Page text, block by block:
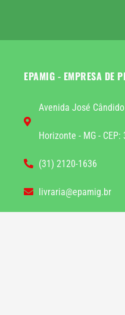
EPAMIG - EMPRESA DE
Avenida José
Horizonte - MG - CEP:
(31) 2120-1636
livraria@epamig.br